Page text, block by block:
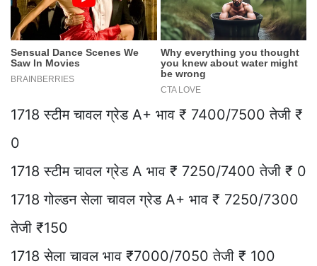
1718 स्टीम चावल ग्रेड A+ भाव ₹ 7400/7500 तेजी ₹
0
1718 स्टीम चावल ग्रेड A भाव ₹ 7250/7400 तेजी ₹ 0
1718 गोल्डन सेला चावल ग्रेड A+ भाव ₹ 7250/7300
तेजी ₹150
1718 सेला चावल भाव ₹7000/7050 तेजी ₹ 100